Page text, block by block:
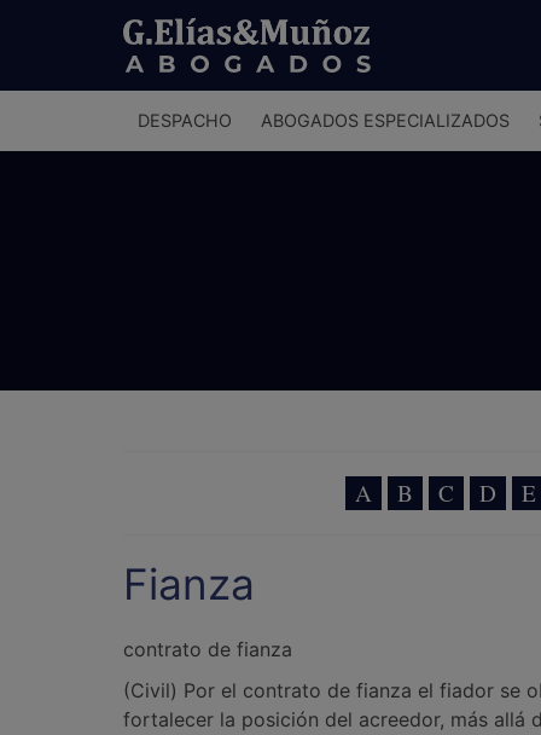
principal
DESPACHO ABOGADOS ESPECIALIZADOS
A B C D E
Fianza
contrato de fianza
(Civil) Por el contrato de fianza el fiador se
fortalecer la posición del acreedor, más allá